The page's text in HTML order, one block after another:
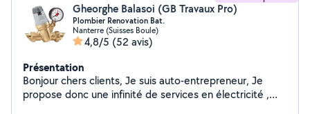
Gheorghe Balasoi (GB Travaux Pro)
Plombier Renovation Bat.
Nanterre (Suisses Boule)
4,8/5 (52 avis)
Présentation
Bonjour chers clients, Je suis auto-entrepreneur, Je
propose donc une infinité de services en électricité ,